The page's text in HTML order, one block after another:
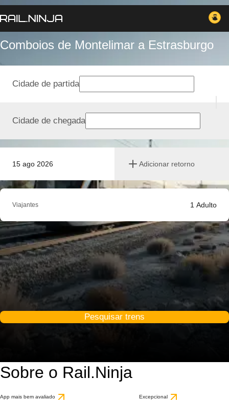
Comboios de Montelimar a Estrasburgo
15 ago 2026 Adicionar retorno
Cidade de partida
Cidade de chegada
Viajantes 1 Adulto
Pesquisar trens
Sobre o Rail.Ninja
App mais bem avaliado Excepcional